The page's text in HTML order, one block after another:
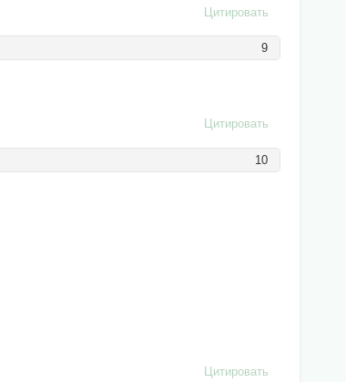
Цитировать
9
Цитировать
10
Цитировать